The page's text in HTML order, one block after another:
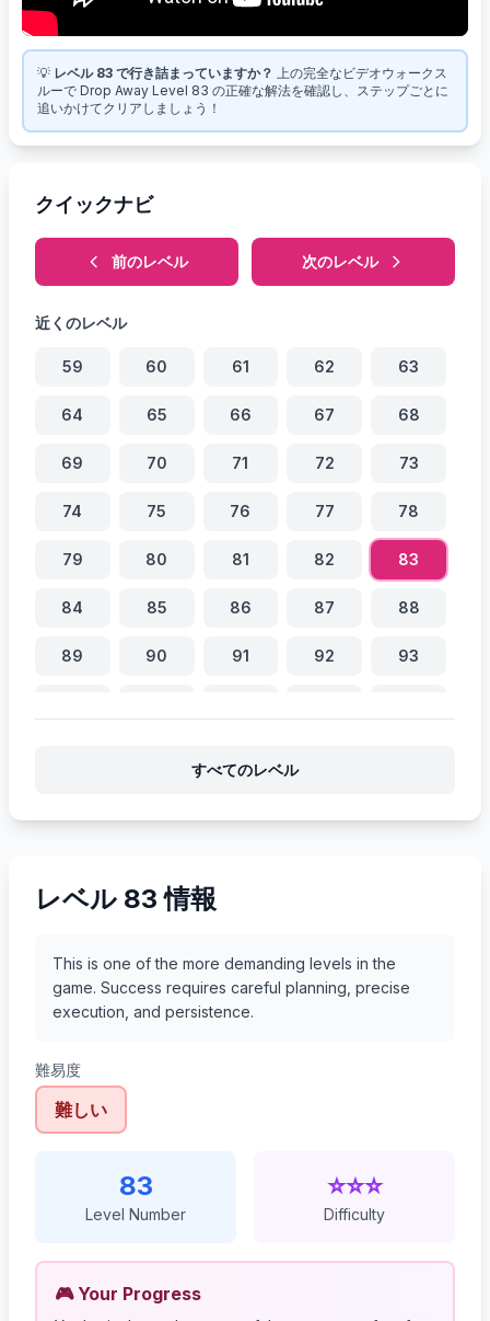
💡 レベル 83 で行き詰まっていますか？
上の完全なビデオウォークス
ルーで Drop Away Level 83 の正確な解法を確認し、ステップごとに
追いかけてクリアしましょう！
クイックナビ
前のレベル 次のレベル
近くのレベル
59 60 61 62 63
64 65 66 67 68
69 70 71 72 73
74 75 76 77 78
79 80 81 82 83
84 85 86 87 88
89 90 91 92 93
すべてのレベル
レベル 83 情報
This is one of the more demanding levels in the
game. Success requires careful planning, precise
execution, and persistence.
難易度
難しい
83
Level Number
⭐⭐⭐
Difficulty
🎮 Your Progress